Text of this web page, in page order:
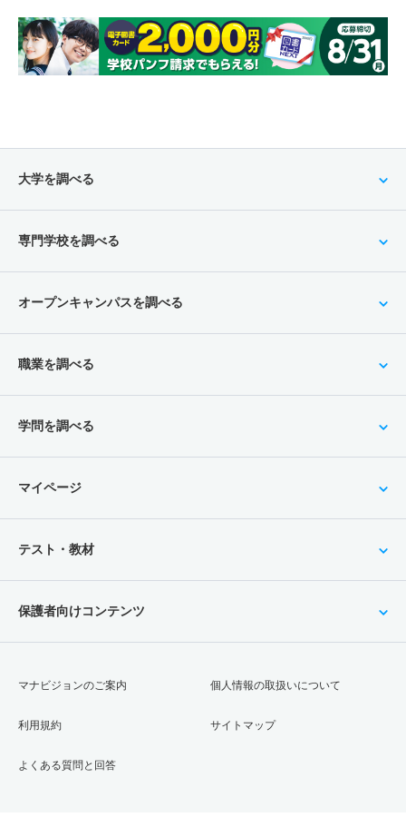
大学を調べる
専門学校を調べる
オープンキャンパスを調べる
職業を調べる
学問を調べる
マイページ
テスト・教材
保護者向けコンテンツ
マナビジョンのご案内
利用規約
よくある質問と回答
個人情報の取扱いについて
サイトマップ